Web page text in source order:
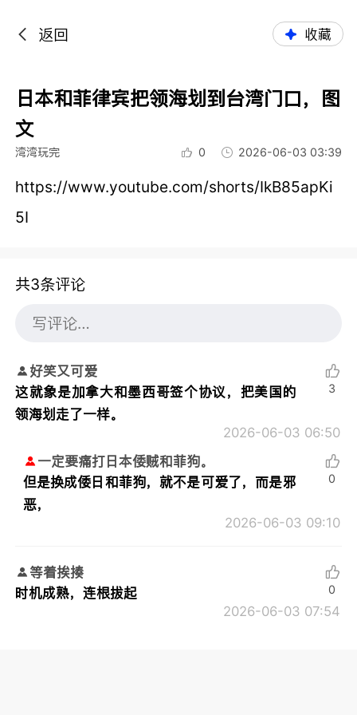
返回 收藏
日本和菲律宾把领海划到台湾门口，图
文
湾湾玩完 0 2026-06-03 03:39
https://www.youtube.com/shorts/IkB85apKi
5I
共3条评论
好笑又可爱
这就象是加拿大和墨西哥签个协议，把美国的
领海划走了一样。
2026-06-03 06:50
3
一定要痛打日本倭贼和菲狗。
但是换成倭日和菲狗，就不是可爱了，而是邪
恶，
2026-06-03 09:10
0
等着挨揍
时机成熟，连根拔起
2026-06-03 07:54
0